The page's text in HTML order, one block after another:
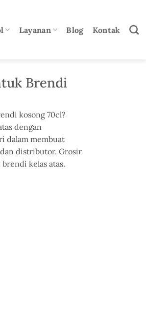
Layanan Blog Kontak
Brendi
kosong 70cl?
dengan
dalam membuat
distributor. Grosir
kelas atas.